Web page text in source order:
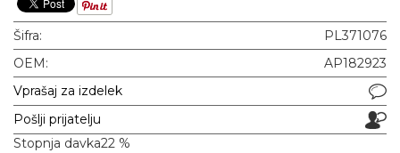
Šifra:
PL371076
OEM:
AP182923
Vprašaj za izdelek
Pošlji prijatelju
Stopnja davka22 %